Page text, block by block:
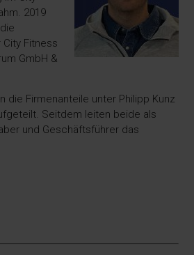
2019
Fitness
GmbH &
die Firmenanteile unter Philipp Kunz
Seitdem leiten beide als
und Geschäftsführer das